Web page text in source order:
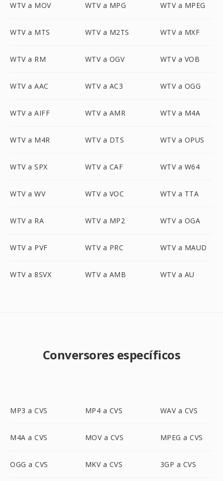
WTV a MOV WTV a MPG WTV a MPEG
WTV a MTS WTV a M2TS WTV a MXF
WTV a RM WTV a OGV WTV a VOB
WTV a AAC WTV a AC3 WTV a OGG
WTV a AIFF WTV a AMR WTV a M4A
WTV a M4R WTV a DTS WTV a OPUS
WTV a SPX WTV a CAF WTV a W64
WTV a WV WTV a VOC WTV a TTA
WTV a RA WTV a MP2 WTV a OGA
WTV a PVF WTV a PRC WTV a MAUD
WTV a 8SVX WTV a AMB WTV a AU
Conversores específicos
MP3 a CVS MP4 a CVS WAV a CVS
M4A a CVS MOV a CVS MPEG a CVS
OGG a CVS MKV a CVS 3GP a CVS